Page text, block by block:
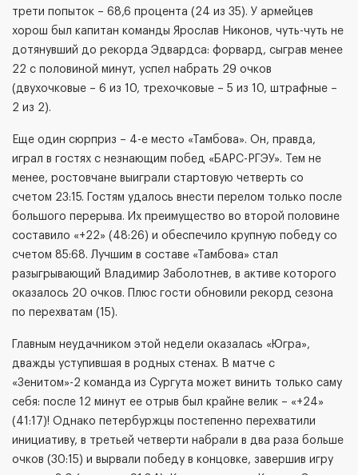
трети попыток – 68,6 процента (24 из 35). У армейцев
хорош был капитан команды Ярослав Никонов, чуть-чуть не
дотянувший до рекорда Эдвардса: форвард, сыграв менее
22 с половиной минут, успел набрать 29 очков
(двухочковые – 6 из 10, трехочковые – 5 из 10, штрафные –
2 из 2).
Еще один сюрприз – 4-е место «Тамбова». Он, правда,
играл в гостях с незнающим побед «БАРС-РГЭУ». Тем не
менее, ростовчане выиграли стартовую четверть со
счетом 23:15. Гостям удалось внести перелом только после
большого перерыва. Их преимущество во второй половине
составило «+22» (48:26) и обеспечило крупную победу со
счетом 85:68. Лучшим в составе «Тамбова» стал
разыгрывающий Владимир Заболотнев, в активе которого
оказалось 20 очков. Плюс гости обновили рекорд сезона
по перехватам (15).
Главным неудачником этой недели оказалась «Югра»,
дважды уступившая в родных стенах. В матче с
«Зенитом»-2 команда из Сургута может винить только саму
себя: после 12 минут ее отрыв был крайне велик – «+24»
(41:17)! Однако петербуржцы постепенно перехватили
инициативу, в третьей четверти набрали в два раза больше
очков (30:15) и вырвали победу в концовке, завершив игру